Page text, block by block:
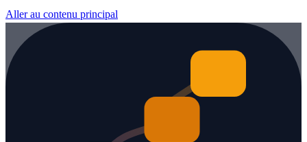
Aller au contenu principal